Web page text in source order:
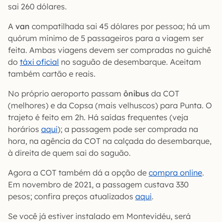
sai 260 dólares.
A van compatilhada sai 45 dólares por pessoa; há um
quórum mínimo de 5 passageiros para a viagem ser
feita. Ambas viagens devem ser compradas no guichê
do táxi oficial no saguão de desembarque. Aceitam
também cartão e reais.
No próprio aeroporto passam ônibus da COT
(melhores) e da Copsa (mais velhuscos) para Punta. O
trajeto é feito em 2h. Há saídas frequentes (veja
horários aqui); a passagem pode ser comprada na
hora, na agência da COT na calçada do desembarque,
à direita de quem sai do saguão.
Agora a COT também dá a opção de compra online.
Em novembro de 2021, a passagem custava 330
pesos; confira preços atualizados aqui.
Se você já estiver instalado em Montevidéu, será